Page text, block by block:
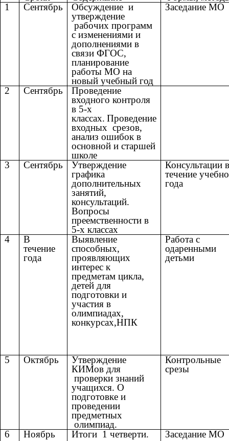
1
Сентябрь
Обсуждение и
утверждение
рабочих программ
с изменениями и
дополнениями в
связи ФГОС,
планирование
работы МО на
новый учебный год
Заседание МО
2 Сентябрь
Проведение
входного контроля
в 5-х
классах. Проведение
входных срезов,
анализ ошибок в
основной и старшей
школе
3
Сентябрь
Утверждение
графика
дополнительных
занятий,
консультаций.
Вопросы
преемственности в
5-х классах
Консультации в
течение
года
4
В
течение
года
Выявление
способных,
проявляющих
интерес к
предметам цикла,
детей для
подготовки и
участия в
олимпиадах,
конкурсах,НПК
Работа с
одаренными
5 Октябрь
Утверждение
КИМов для
проверки знаний
учащихся. О
подготовке и
проведении
предметных
олимпиад.
Контрольные
срезы
6 Ноябрь Итоги 1 четверти.
Заседание МО